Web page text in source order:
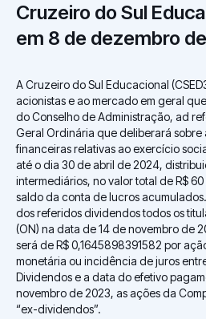
Cruzeiro do Sul
em 8 de dezembro
A Cruzeiro do Sul Educacional
acionistas e ao mercado em geral
do Conselho de Administração, ad
Geral Ordinária que deliberará sobre
financeiras relativas ao exercício
até o dia 30 de abril de 2024,
intermediários, no valor total de R$
saldo da conta de lucros
dos referidos dividendos todos os
(ON) na data de 14 de novembro de
será de R$ 0,1645898391582 por
monetária ou incidência de juros
Dividendos e a data do efetivo
novembro de 2023, as ações da
“ex-dividendos”.